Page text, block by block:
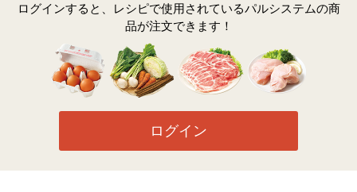
ログインすると、レシピで使用されているパルシステムの商
品が注文できます！
ログイン